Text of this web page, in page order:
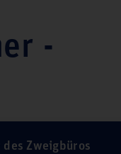
-
des Zweigbüros